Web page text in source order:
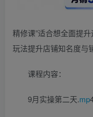
精修课”适合想全面提
玩法提升店铺知名度与
课程内容：
9月实操第二天.mp